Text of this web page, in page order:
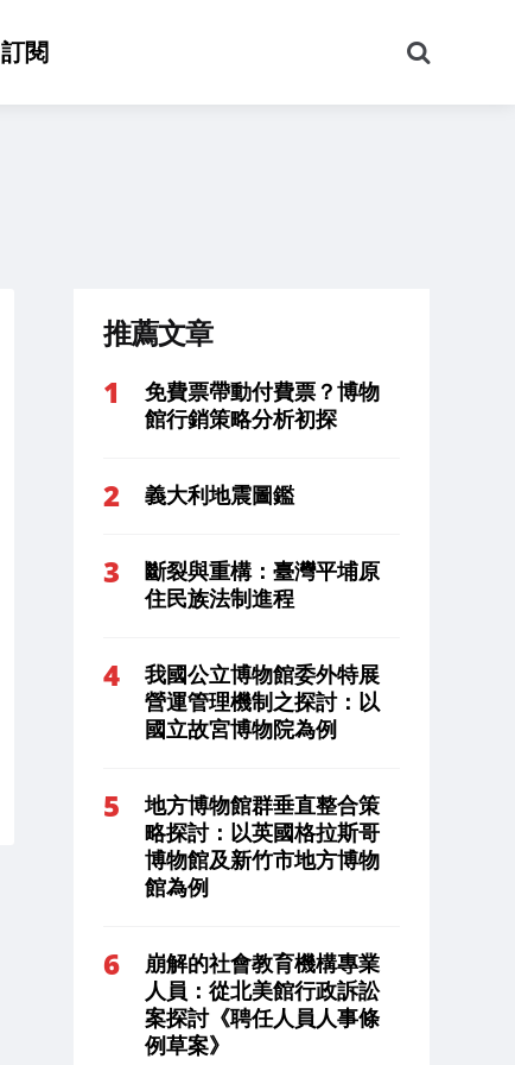
訂閱
尋
推薦文章
免費票帶動付費票？博物
館行銷策略分析初探
義大利地震圖鑑
斷裂與重構：臺灣平埔原
住民族法制進程
我國公立博物館委外特展
營運管理機制之探討：以
國立故宮博物院為例
地方博物館群垂直整合策
略探討：以英國格拉斯哥
博物館及新竹市地方博物
館為例
崩解的社會教育機構專業
人員：從北美館行政訴訟
案探討《聘任人員人事條
例草案》